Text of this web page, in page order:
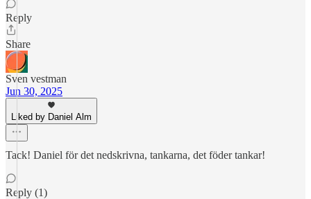
Reply
Share
Sven vestman
Jun 30, 2025
Liked by Daniel Alm
Tack! Daniel för det nedskrivna, tankarna, det föder tankar!
Reply (1)